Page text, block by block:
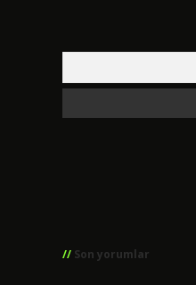
Son yorumlar